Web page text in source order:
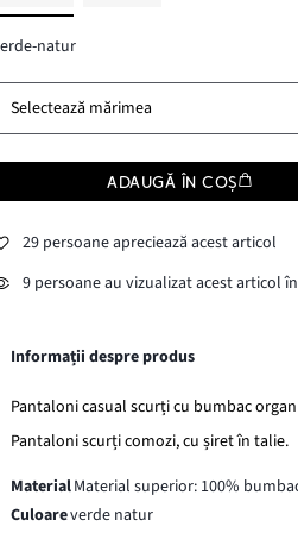
natur
Selectează mărimea
ADAUGĂ ÎN COȘ
29 persoane apreciează acest articol
9 persoane au vizualizat acest articol
Informații despre produs
Pantaloni casual scurți cu bumbac
Pantaloni scurți comozi, cu șiret în talie.
MaterialMaterial superior: 100%
Culoareverde natur